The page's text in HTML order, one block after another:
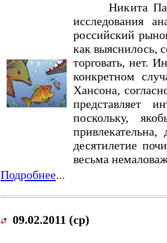
Никита
исследования
российский
как выяснилось,
торговать, нет.
конкретном
Хансона,
представляет
поскольку,
десятилетие
весьма
Подробнее...
09.02.2011 (ср)